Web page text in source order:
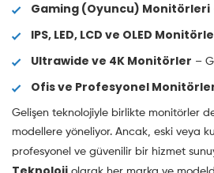
Gaming (Oyuncu) Monitörleri
IPS, LED, LCD ve OLED
Ultrawide ve 4K Monitörler –
Ofis ve Profesyonel
Gelişen teknolojiyle birlikte monitörler
modellere yöneliyor. Ancak, eski veya
profesyonel ve güvenilir bir hizmet